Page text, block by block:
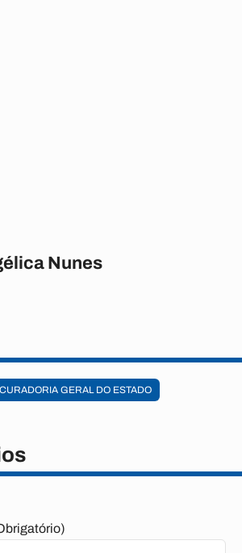
Nunes
GERAL DO ESTADO